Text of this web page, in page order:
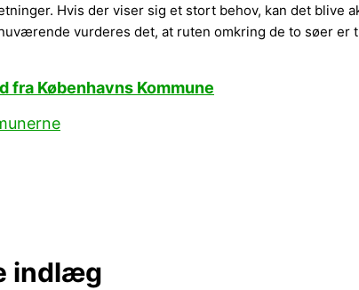
Hvis der viser sig et stort behov, kan det blive
vurderes det, at ruten omkring de to søer
fra Københavns Kommune
indlæg